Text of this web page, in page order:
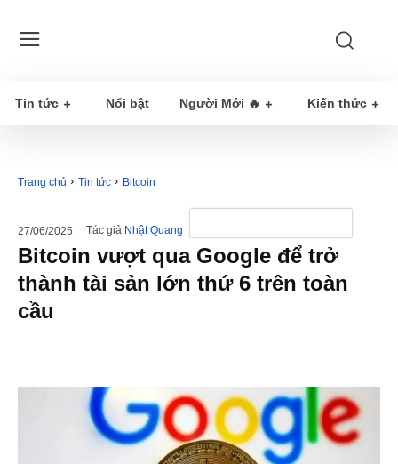
Tin tức Nổi bật Người Mới 🔥 Kiến thức
Trang chủ Tin tức Bitcoin
27/06/2025 Tác giả Nhật Quang
Bitcoin vượt qua Google để trở
thành tài sản lớn thứ 6 trên toàn
cầu